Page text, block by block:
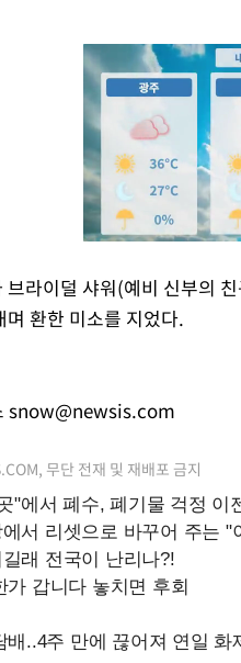
브라이덜 샤워(예비 신부의
환한 미소를 지었다.
snow@newsis.com
무단 전재 및 재배포 금지